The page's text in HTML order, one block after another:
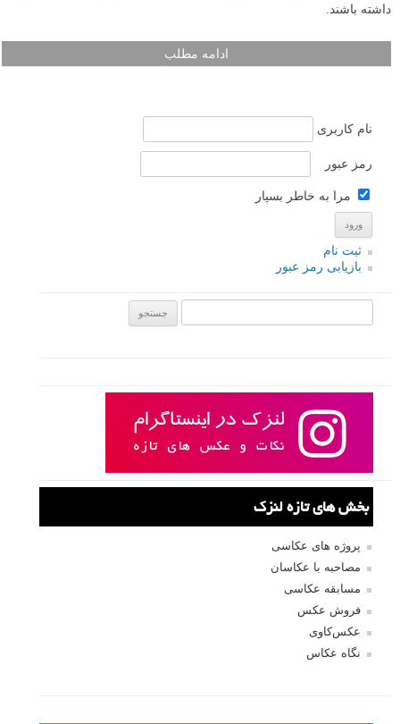
داشته باشند.
ادامه مطلب
نام کاربری
رمز عبور
مرا به خاطر بسپار
ثبت نام
بازیابی رمز عبور
بخش های تازه لنزک
پروژه های عکاسی
مصاحبه با عکاسان
مسابقه عکاسی
فروش عکس
عکس‌کاوی
نگاه عکاس